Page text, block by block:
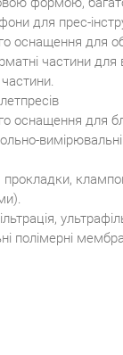
для прес-
оснащення для
частини для
оснащення для
полімерні